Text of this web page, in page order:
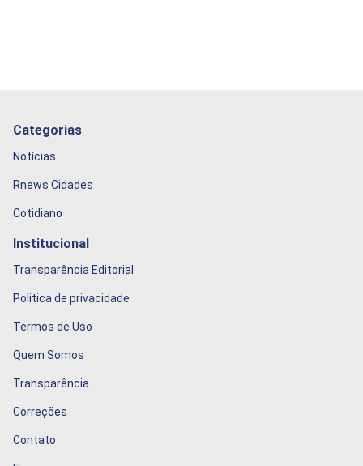
Categorias
Notícias
Rnews Cidades
Cotidiano
Institucional
Transparência Editorial
Politica de privacidade
Termos de Uso
Quem Somos
Transparência
Correções
Contato